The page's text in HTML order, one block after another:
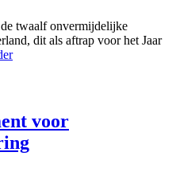
twaalf onvermijdelijke
dit als aftrap voor het Jaar
voor